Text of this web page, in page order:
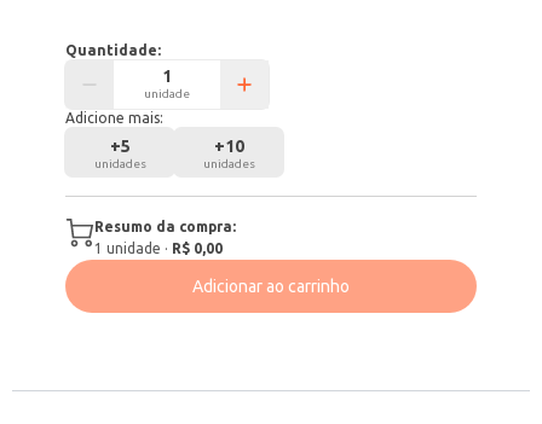
Quantidade:
unidade
Adicione mais:
+5
unidades
+10
unidades
Resumo da compra:
1 unidade · R$ 0,00
Adicionar ao carrinho